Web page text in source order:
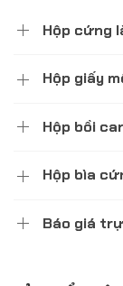
Hộp cứng
Hộp giấy
Hộp bồi
Hộp bìa
Báo giá